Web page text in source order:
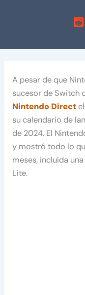
A pesar de que
sucesor de Switch
Nintendo Direct
su calendario de
de 2024. El
y mostró todo lo
meses, incluida
Lite.